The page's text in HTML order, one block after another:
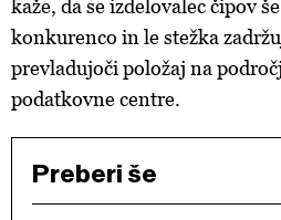
kaže, da se izdelovalec čipov
konkurenco in le stežka
prevladujoči položaj na
podatkovne centre.
Preberi še